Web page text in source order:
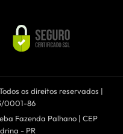
os direitos reservados |
0001-86
Fazenda Palhano | CEP
- PR